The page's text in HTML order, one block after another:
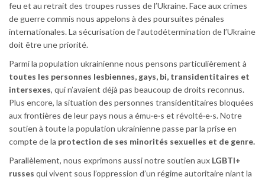
feu et au retrait des troupes russes de l’Ukraine. Face aux crimes
de guerre commis nous appelons à des poursuites pénales
internationales. La sécurisation de l’autodétermination de l’Ukraine
doit être une priorité.
Parmi la population ukrainienne nous pensons particulièrement à
toutes les personnes lesbiennes, gays, bi, transidentitaires et
intersexes, qui n’avaient déjà pas beaucoup de droits reconnus.
Plus encore, la situation des personnes transidentitaires bloquées
aux frontières de leur pays nous a ému·e·s et révolté·e·s. Notre
soutien à toute la population ukrainienne passe par la prise en
compte de la protection de ses minorités sexuelles et de genre.
Parallèlement, nous exprimons aussi notre soutien aux LGBTI+
russes qui vivent sous l’oppression d’un régime autoritaire niant la